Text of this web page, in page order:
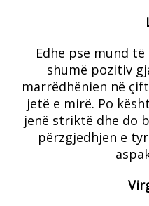
Edhe pse mund
shumë pozitiv
marrëdhënien në
jetë e mirë. Po
jenë striktë dhe do
përzgjedhjen e